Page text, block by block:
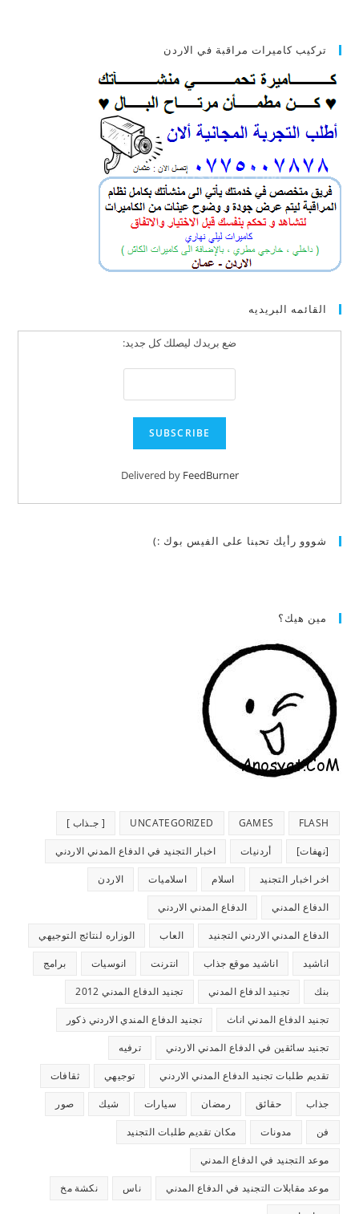
تركيب كاميرات مراقبة في الاردن
القائمه البريديه
ضع بريدك ليصلك كل جديد:
Delivered by FeedBurner
شووو رأيك تحبنا على الفيس بوك :)
مين هيك؟
FLASH
GAMES
UNCATEGORIZED [ جـذاب ]
[نهفات] أردنيات اخبار التجنيد في الدفاع المدني الاردني
اخر اخبار التجنيد اسلام اسلاميات الاردن
الدفاع المدني الدفاع المدني الاردني
الدفاع المدني الاردني التجنيد العاب الوزاره لنتائج التوجيهي
اناشيد اناشيد موقع جذاب انترنت انوسيات برامج
بنك تجنيد الدفاع المدني تجنيد الدفاع المدني 2012
تجنيد الدفاع المدني اناث تجنيد الدفاع المندي الاردني ذكور
تجنيد سائقين في الدفاع المدني الاردني ترفيه
تقديم طلبات تجنيد الدفاع المدني الاردني توجيهي ثقافات
جذاب حقائق رمضان سيارات شيك صور
فن مدونات مكان تقديم طلبات التجنيد
موعد التجنيد في الدفاع المدني
موعد مقابلات التجنيد في الدفاع المدني ناس نكشة مخ